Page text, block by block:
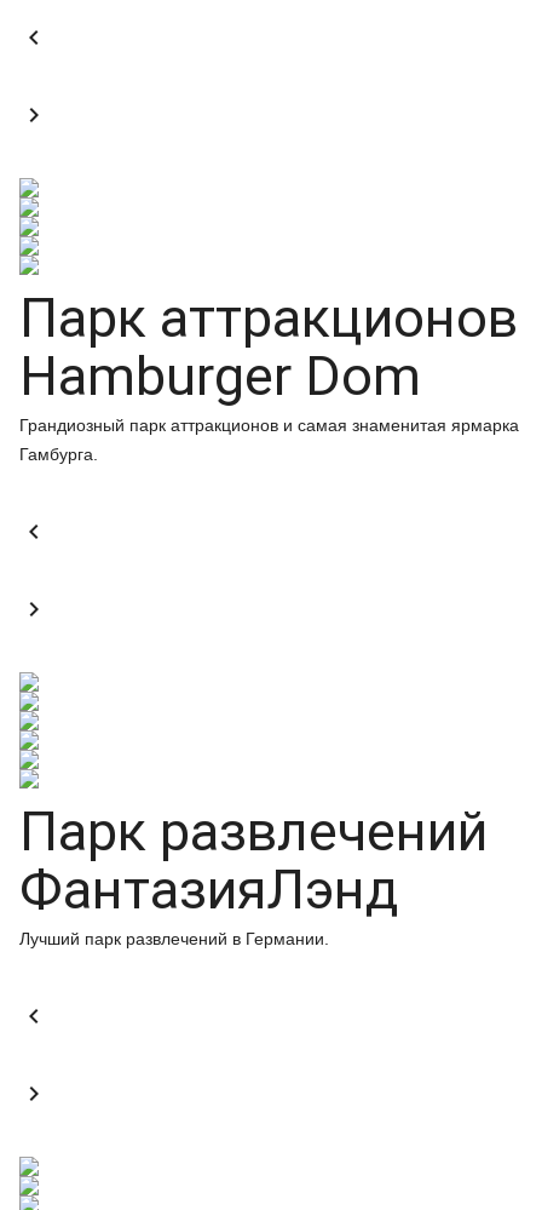


Парк аттракционов
Hamburger Dom
Грандиозный парк аттракционов и самая знаменитая ярмарка
Гамбурга.


Парк развлечений
ФантазияЛэнд
Лучший парк развлечений в Германии.

